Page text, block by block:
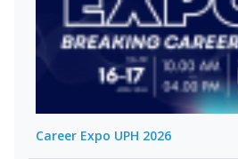
Career Expo UPH 2026